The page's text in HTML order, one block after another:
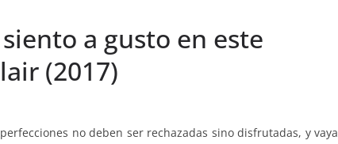
a gusto en este
(2017)
no deben ser rechazadas sino disfrutadas, y vaya